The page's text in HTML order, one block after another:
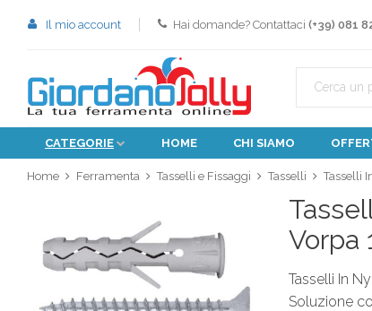
Il mio account Hai domande? Contattaci (+39) 081
CATEGORIE HOME CHI SIAMO
Home Ferramenta Tasselli e Fissaggi Tasselli Tasselli
Vorpa
Tasselli In
Soluzione